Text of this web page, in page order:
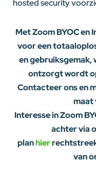
hosted security
Met Zoom BYOC en
voor een
en
ontzorgt wordt
Contacteer ons en
maat
Interesse in Zoom
achter via
planhier
van